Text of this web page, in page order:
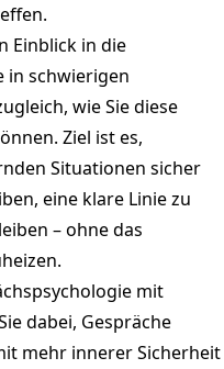
Einblick in die
in schwierigen
wie Sie diese
Ziel ist es,
Situationen sicher
eine klare Linie zu
– ohne das
mit
dabei, Gespräche
mehr innerer Sicherheit